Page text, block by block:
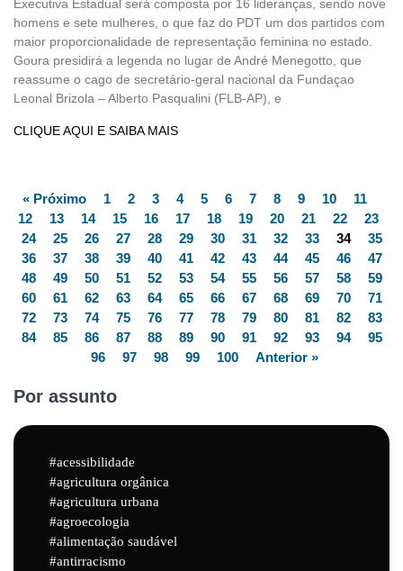
Executiva Estadual será composta por 16 lideranças, sendo nove
homens e sete mulheres, o que faz do PDT um dos partidos com
maior proporcionalidade de representação feminina no estado.
Goura presidirá a legenda no lugar de André Menegotto, que
reassume o cago de secretário-geral nacional da Fundaçao
Leonal Brizola – Alberto Pasqualini (FLB-AP), e
CLIQUE AQUI E SAIBA MAIS
« Próximo 1 2 3 4 5 6 7 8 9 10
11
12
13 14 15 16 17 18 19 20 21 22
23
24
25 26 27 28 29 30 31 32 33 34
35
36
37 38 39 40 41 42 43 44 45 46
47
48
49 50 51 52 53 54 55 56 57 58
59
60
61 62 63 64 65 66 67 68 69 70
71
72
73 74 75 76 77 78 79 80 81 82
83
84
85 86 87 88 89 90 91 92 93 94
95
96
97 98 99 100 Anterior »
Por assunto
acessibilidade
agricultura orgânica
agricultura urbana
agroecologia
alimentação saudável
antirracismo